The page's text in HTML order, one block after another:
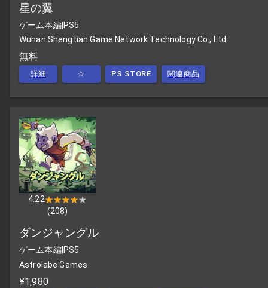
星の翼
ゲーム本編|PS5
Wuhan Shengtian Game Network Technology Co., Ltd
無料
詳細 ☆ PS STORE 関連商品
4.22★★★★★
★★★★★
(208)
ダンジャングル
ゲーム本編| PS5
Astrolabe Games
¥1,980